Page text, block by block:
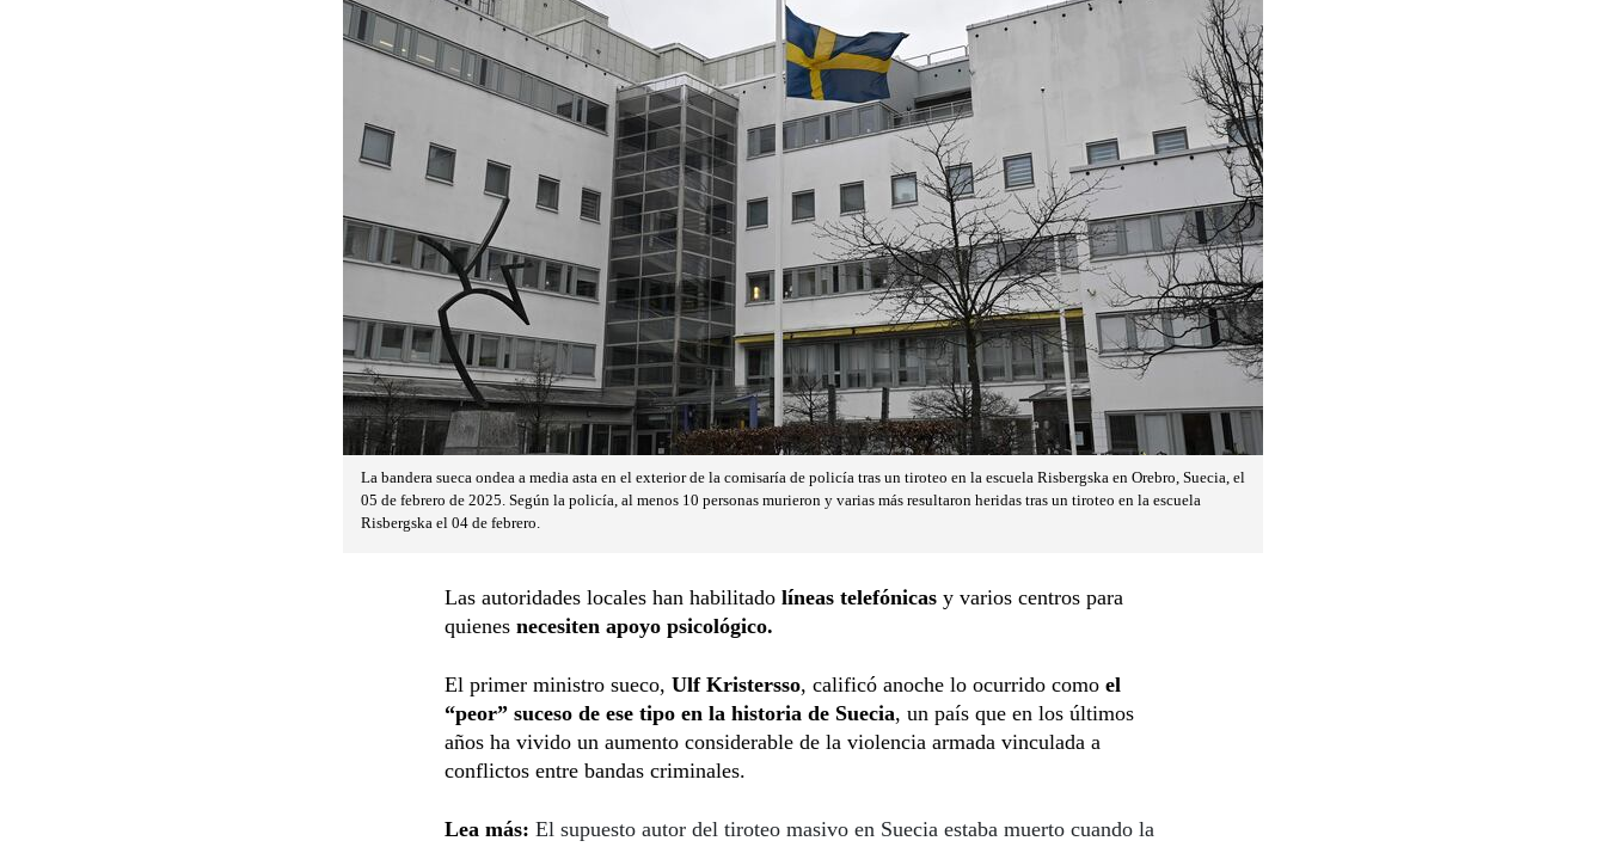
La bandera sueca ondea a media asta en el exterior de la comisaría de policía tras un tiroteo en la escuela Risbergska en Orebro, Suecia, el
05 de febrero de 2025. Según la policía, al menos 10 personas murieron y varias más resultaron heridas tras un tiroteo en la escuela
Risbergska el 04 de febrero.
Las autoridades locales han habilitado líneas telefónicas y varios centros para
quienes necesiten apoyo psicológico.
El primer ministro sueco, Ulf Kristersso, calificó anoche lo ocurrido como el
“peor” suceso de ese tipo en la historia de Suecia, un país que en los últimos
años ha vivido un aumento considerable de la violencia armada vinculada a
conflictos entre bandas criminales.
Lea más: El supuesto autor del tiroteo masivo en Suecia estaba muerto cuando la